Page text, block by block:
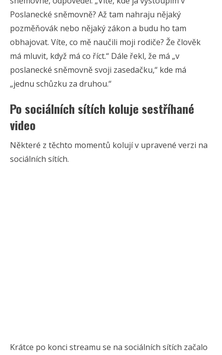
Poslanecké sněmovně? Až tam nahraju nějaký
pozměňovák nebo nějaký zákon a budu ho tam
obhajovat. Víte, co mě naučili moji rodiče? Že člověk
má mluvit, když má co říct.“ Dále řekl, že má „v
poslanecké sněmovně svoji zasedačku,“ kde má
„jednu schůzku za druhou.“
Po sociálních sítích koluje sestříhané
video
Některé z těchto momentů kolují v upravené verzi na
sociálních sítích.
Krátce po konci streamu se na sociálních sítích začalo